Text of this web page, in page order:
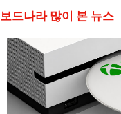
보드나라 많이 본 뉴스